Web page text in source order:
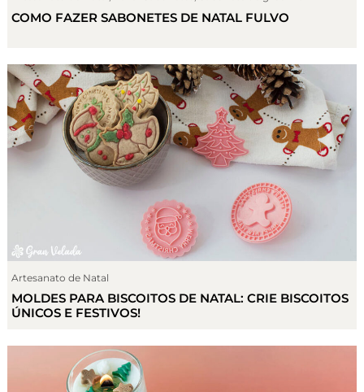
COMO FAZER SABONETES DE NATAL FULVO
Artesanato de Natal
MOLDES PARA BISCOITOS DE NATAL: CRIE BISCOITOS
ÚNICOS E FESTIVOS!